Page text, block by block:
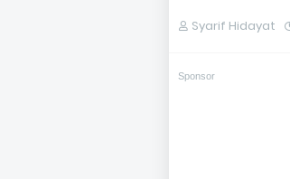
Syarif Hidayat
Sponsor